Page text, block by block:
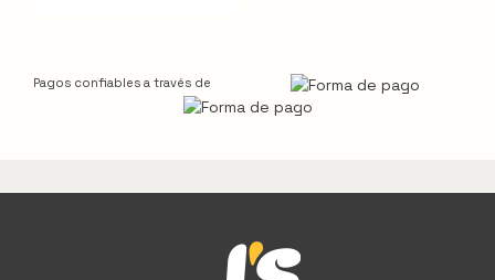
Pagos confiables a través de